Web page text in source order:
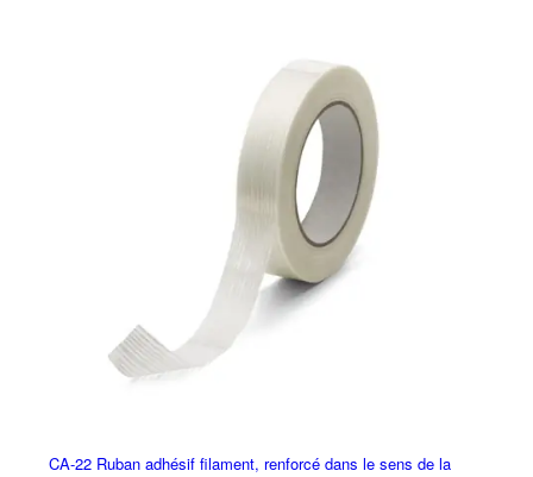
CA-22 Ruban adhésif filament, renforcé dans le sens de la